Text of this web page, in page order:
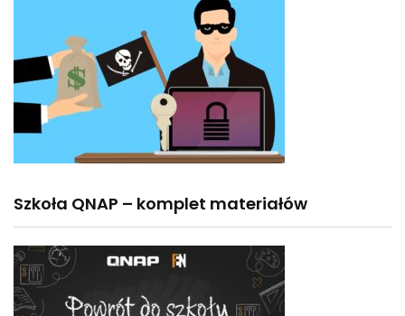
Szkoła QNAP – komplet materiałów